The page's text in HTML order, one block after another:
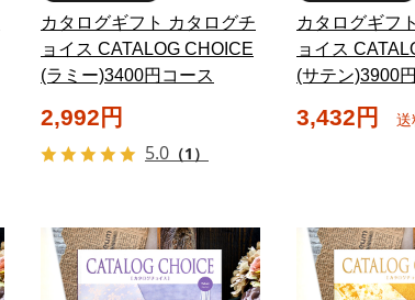
カタログギフト カタログチ
ョイス CATALOG CHOICE
(ラミー)3400円コース
2,992円
5.0 （1）
カタログギフ
ョイス
(サテン)3900
3,432円 送